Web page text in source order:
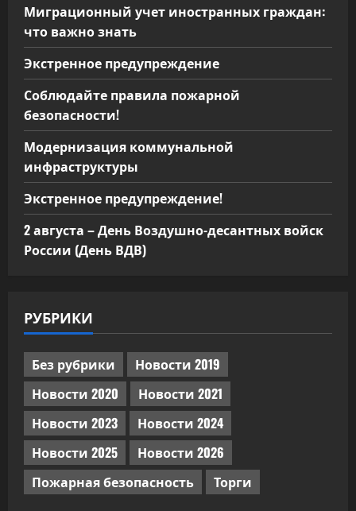
Миграционный учет иностранных граждан:
что важно знать
Экстренное предупреждение
Соблюдайте правила пожарной
безопасности!
Модернизация коммунальной
инфраструктуры
Экстренное предупреждение!
2 августа – День Воздушно-десантных войск
России (День ВДВ)
РУБРИКИ
Без рубрики
Новости 2019
Новости 2020
Новости 2021
Новости 2023
Новости 2024
Новости 2025
Новости 2026
Пожарная безопасность
Торги